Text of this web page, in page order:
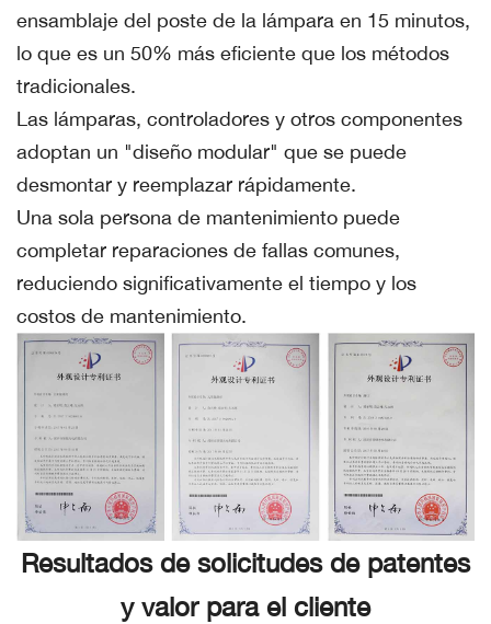
ensamblaje del poste de la lámpara en 15 minutos,
lo que es un 50% más eficiente que los métodos
tradicionales.
Las lámparas, controladores y otros componentes
adoptan un "diseño modular" que se puede
desmontar y reemplazar rápidamente.
Una sola persona de mantenimiento puede
completar reparaciones de fallas comunes,
reduciendo significativamente el tiempo y los
costos de mantenimiento.
Resultados de solicitudes de patentes
y valor para el cliente